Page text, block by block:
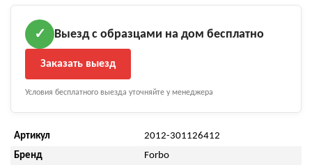
✓ Выезд с образцами на дом бесплатно
Заказать выезд
Условия бесплатного выезда уточняйте у менеджера
Артикул
2012-301126412
Бренд
Forbo